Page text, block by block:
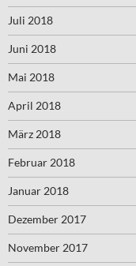
Juli 2018
Juni 2018
Mai 2018
April 2018
März 2018
Februar 2018
Januar 2018
Dezember 2017
November 2017